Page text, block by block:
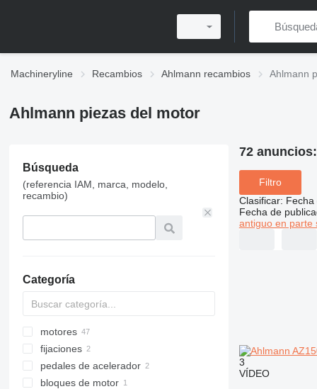
Machineryline Recambios Ahlmann recambios Ahlmann
Ahlmann piezas del motor
Búsqueda
(referencia IAM, marca, modelo,
recambio)
Categoría
motores
fijaciones
pedales de acelerador
bloques de motor
72 anuncios:
Filtro
Clasificar: Fecha
Fecha de
antiguo en parte
3
VÍDEO